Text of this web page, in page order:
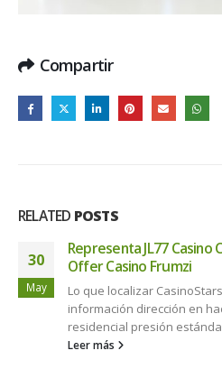
Compartir
RELATED POSTS
30
May
Representa JL77 Casino
Offer Casino Frumzi
Lo que localizar
información dirección en
residencial presión
Leer más